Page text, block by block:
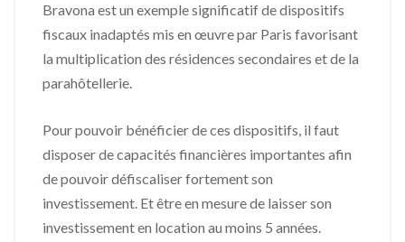
Bravona est un exemple significatif de dispositifs
fiscaux inadaptés mis en œuvre par Paris favorisant
la multiplication des résidences secondaires et de la
parahôtellerie.
Pour pouvoir bénéficier de ces dispositifs, il faut
disposer de capacités financières importantes afin
de pouvoir défiscaliser fortement son
investissement. Et être en mesure de laisser son
investissement en location au moins 5 années.